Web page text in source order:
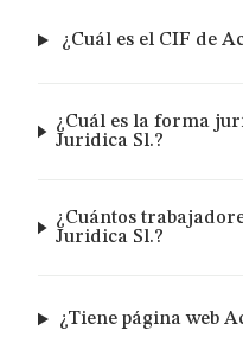
¿Cuál es el CIF de
¿Cuál es la forma
Juridica Sl.?
¿Cuántos
Juridica Sl.?
¿Tiene página web